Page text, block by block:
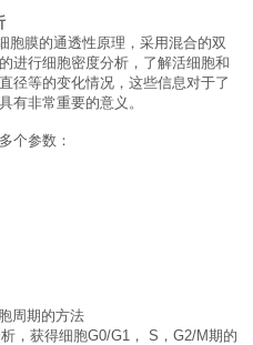
胞膜的通透性原理，采用混合的双
进行细胞密度分析，了解活细胞和
径等的变化情况，这些信息对于了
有非常重要的意义。
个参数：
周期的方法
，获得细胞G0/G1， S，G2/M期的